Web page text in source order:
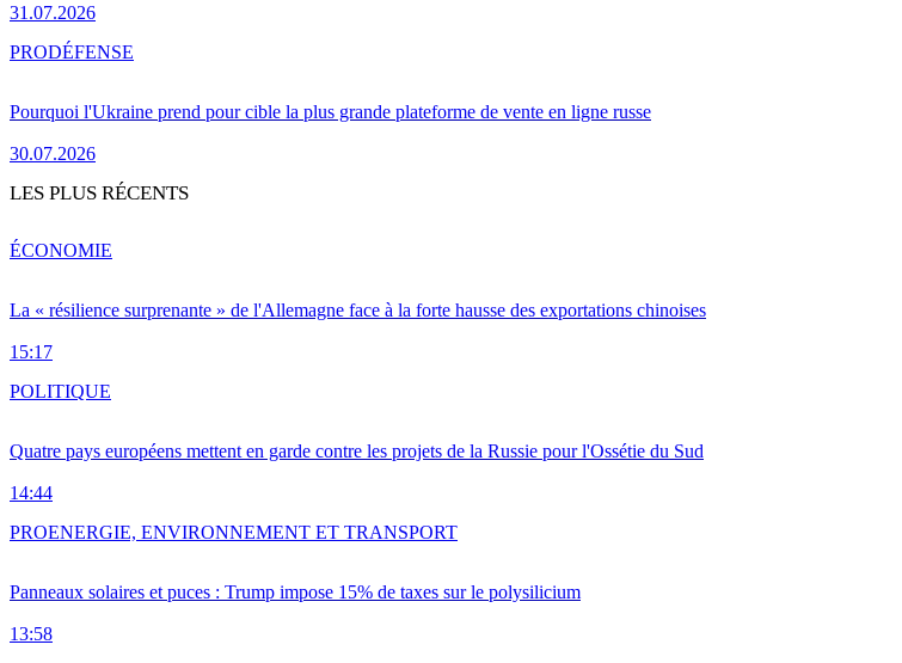
31.07.2026
Pourquoi l'Ukraine prend pour cible la plus grande plateforme de vente en ligne russe
30.07.2026
PRODÉFENSE
LES PLUS RÉCENTS
La « résilience surprenante » de l'Allemagne face à la forte hausse des exportations chinoises
15:17
ÉCONOMIE
Quatre pays européens mettent en garde contre les projets de la Russie pour l'Ossétie du Sud
14:44
POLITIQUE
Panneaux solaires et puces : Trump impose 15% de taxes sur le polysilicium
13:58
PROENERGIE, ENVIRONNEMENT ET TRANSPORT